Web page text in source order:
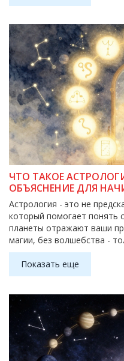
ЧТО ТАКОЕ
ОБЪЯСНЕНИЕ ДЛЯ
Астрология - это не
который помогает понять
планеты отражают ваши
магии, без волшебства -
Показать еще